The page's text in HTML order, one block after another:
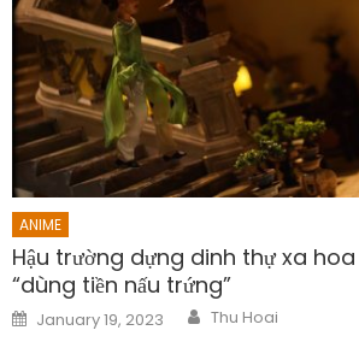
ANIME
Hậu trường dựng dinh thự xa
“dùng tiền nấu trứng”
Posted
on
January 19, 2023 Author
Thu Hoai